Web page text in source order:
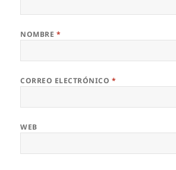
NOMBRE *
CORREO ELECTRÓNICO *
WEB